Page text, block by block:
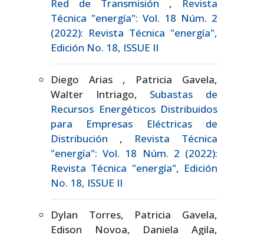
Red de Transmisión , Revista
Técnica "energía": Vol. 18 Núm. 2
(2022): Revista Técnica "energía",
Edición No. 18, ISSUE II
Diego Arias , Patricia Gavela,
Walter Intriago, Subastas de
Recursos Energéticos Distribuidos
para Empresas Eléctricas de
Distribución , Revista Técnica
"energía": Vol. 18 Núm. 2 (2022):
Revista Técnica "energía", Edición
No. 18, ISSUE II
Dylan Torres, Patricia Gavela,
Edison Novoa, Daniela Agila,